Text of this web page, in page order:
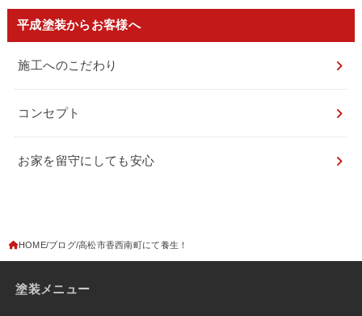
平成塗装からお客様へ
施工へのこだわり
コンセプト
お家を留守にしても安心
HOME ブログ 高松市香西南町にて養生！
塗装メニュー